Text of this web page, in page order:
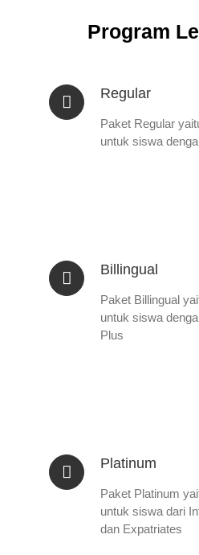
Program
Regular
Paket Regular
untuk siswa
Billingual
Paket Billingual
untuk siswa
Plus
Platinum
Paket Platinum
untuk siswa dari
dan Expatriates